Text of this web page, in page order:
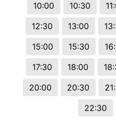
10:00
10:30
12:30
13:00
15:00
15:30
17:30
18:00
20:00
20:30
22:30